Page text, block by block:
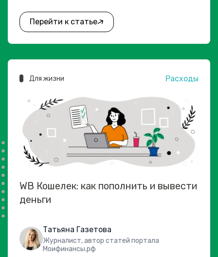
Перейти к статье
Для жизни Расходы
WB Кошелек: как пополнить и вывести
деньги
Татьяна Газетова
Журналист, автор статей портала
Моифинансы.рф